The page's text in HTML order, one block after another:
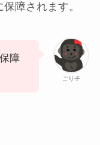
障されます。
ごり子
障